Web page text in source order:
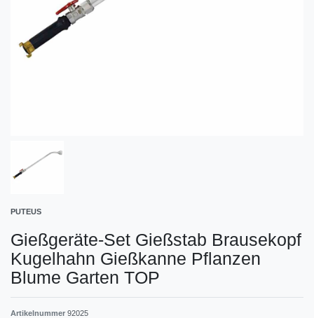
PUTEUS
Gießgeräte-Set Gießstab Brausekopf
Kugelhahn Gießkanne Pflanzen
Blume Garten TOP
Artikelnummer 92025